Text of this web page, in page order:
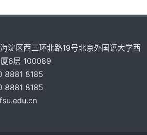
淀区西三环北路19号北京外国语大学西
6层 100089
8881 8185
8881 8185